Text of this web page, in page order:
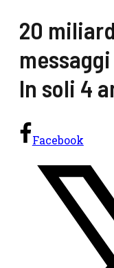
20
In soli 4
Facebook